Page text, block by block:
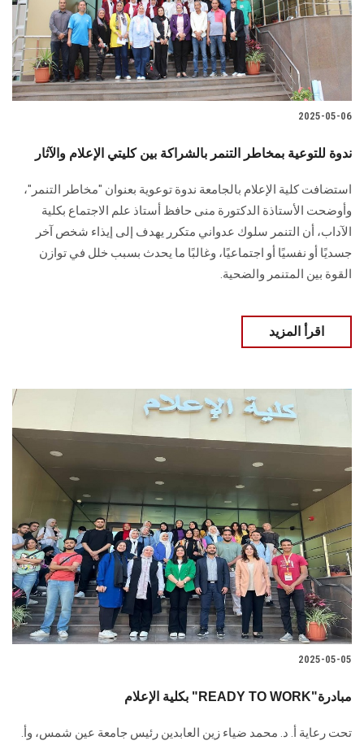
2025-05-06
ندوة للتوعية بمخاطر التنمر بالشراكة بين كليتي الإعلام والآثار
استضافت كلية الإعلام بالجامعة ندوة توعوية بعنوان "مخاطر التنمر"،
وأوضحت الأستاذة الدكتورة منى حافظ أستاذ علم الاجتماع بكلية
الآداب، أن التنمر سلوك عدواني متكرر يهدف إلى إيذاء شخص آخر
جسديًا أو نفسيًا أو اجتماعيًا، وغالبًا ما يحدث بسبب خلل في توازن
القوة بين المتنمر والضحية.
اقرأ المزيد
2025-05-05
بكلية الإعلام "READY TO WORK"مبادرة
تحت رعاية أ. د. محمد ضياء زين العابدين رئيس جامعة عين شمس، وأ.